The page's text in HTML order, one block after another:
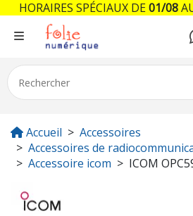
Accueil
Accessoires
Accessoires de
Accessoire icom
ICOM
HORAIRES SPÉCIAUX DE01/08